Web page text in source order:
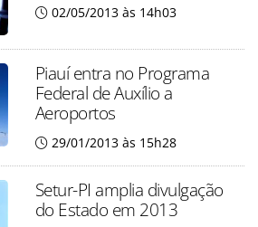
02/05/2013 às 14h03
Piauí entra no Programa
Federal de Auxílio a
Aeroportos
29/01/2013 às 15h28
Setur-PI amplia divulgação
do Estado em 2013